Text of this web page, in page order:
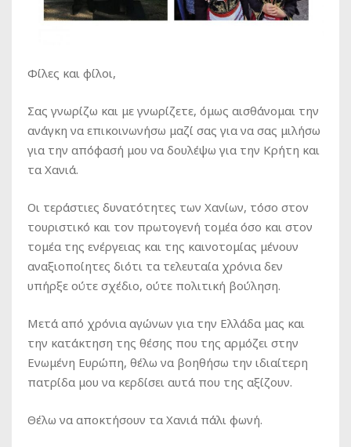
Φίλες και φίλοι,
Σας γνωρίζω και με γνωρίζετε, όμως αισθάνομαι την
ανάγκη να επικοινωνήσω μαζί σας για να σας μιλήσω
για την απόφασή μου να δουλέψω για την Κρήτη και
τα Χανιά.
Οι τεράστιες δυνατότητες των Χανίων, τόσο στον
τουριστικό και τον πρωτογενή τομέα όσο και στον
τομέα της ενέργειας και της καινοτομίας μένουν
αναξιοποίητες διότι τα τελευταία χρόνια δεν
υπήρξε ούτε σχέδιο, ούτε πολιτική βούληση.
Μετά από χρόνια αγώνων για την Ελλάδα μας και
την κατάκτηση της θέσης που της αρμόζει στην
Ενωμένη Ευρώπη, θέλω να βοηθήσω την ιδιαίτερη
πατρίδα μου να κερδίσει αυτά που της αξίζουν.
Θέλω να αποκτήσουν τα Χανιά πάλι φωνή.